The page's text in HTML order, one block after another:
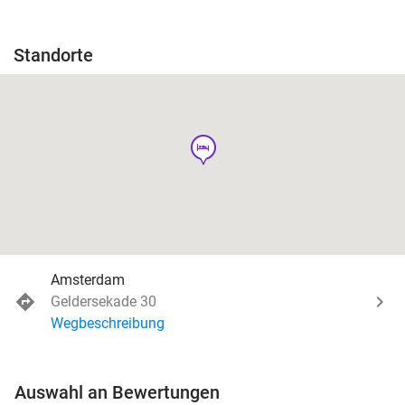
Standorte
hotel
Amsterdam
Geldersekade 30
Wegbeschreibung
Auswahl an Bewertungen